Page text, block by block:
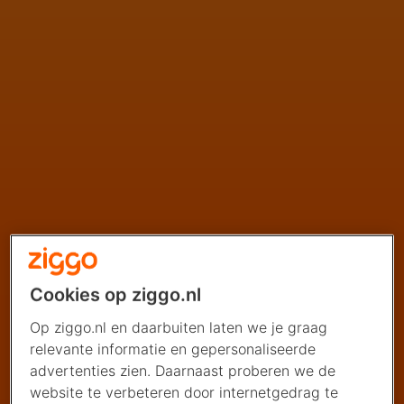
Cookies op ziggo.nl
Op ziggo.nl en daarbuiten laten we je graag
relevante informatie en gepersonaliseerde
advertenties zien. Daarnaast proberen we de
website te verbeteren door internetgedrag te